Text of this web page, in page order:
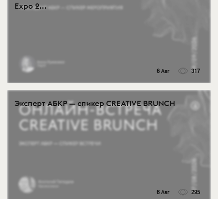
Expo 2...
6 Авг 317
Эксперт АБКР — спикер CREATIVE BRUNCH
6 Авг 295